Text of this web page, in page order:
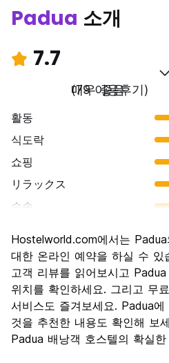
Padua 소개
7.7
매우 좋음
(79 이용후기)
활동
식도락
쇼핑
リラックス
수송
문화
나이트 라이프
가격 대비 만족도
Hostelworld.com에서는
대한 온라인 예약을 하실 수 있
고객 리뷰를 읽어보시고
위치를 확인하세요. 그리고 무
서비스도 즐겨보세요. Padua
것을 추천한 내용도 확인해 보
Padua 배낭객 호스텔의 확실한